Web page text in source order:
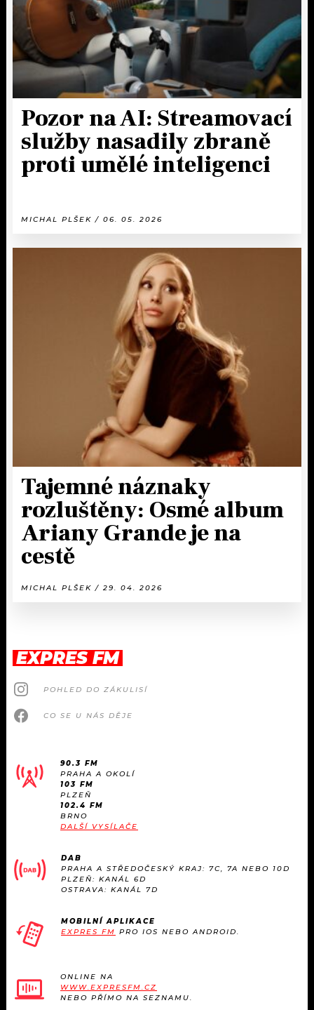
Pozor na AI: Streamovací
služby nasadily zbraně
proti umělé inteligenci
MICHAL PLŠEK / 06. 05. 2026
Tajemné náznaky
rozluštěny: Osmé album
Ariany Grande je na
cestě
MICHAL PLŠEK / 29. 04. 2026
EXPRES FM
POHLED DO ZÁKULISÍ
CO SE U NÁS DĚJE
90.3 FM
PRAHA A OKOLÍ
103 FM
PLZEŇ
102.4 FM
BRNO
DALŠÍ VYSÍLAČE
DAB
PRAHA A STŘEDOČESKÝ KRAJ: 7C, 7A NEBO 10D
PLZEŇ: KANÁL 6D
OSTRAVA: KANÁL 7D
MOBILNÍ APLIKACE
EXPRES FM PRO IOS NEBO ANDROID.
ONLINE NA
WWW.EXPRESFM.CZ
NEBO PŘÍMO NA SEZNAMU.